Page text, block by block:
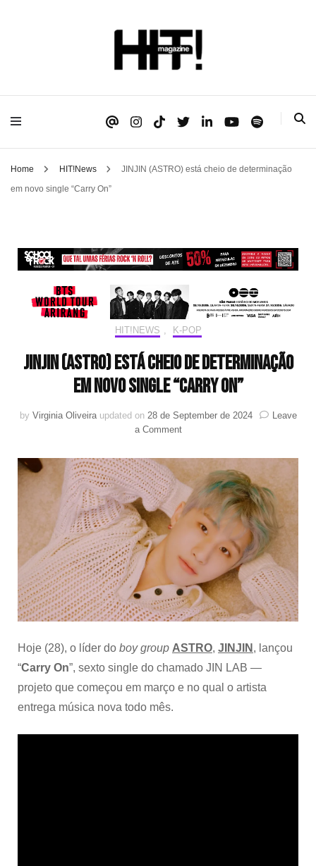
HIT!Magazine
Home HIT!News
JINJIN (ASTRO) está cheio de determinação
em novo single “Carry On”
HIT!NEWS K-POP
JINJIN (ASTRO) está cheio de determinação
em novo single “Carry On”
by Virginia Oliveira updated on 28 de September de 2024
Leave
a Commenton
(ASTRO)
está
cheio
de
determinação
em
novo
single
“Carry
On”
Hoje (28), o líder do boy group ASTRO, JINJIN , lançou
“Carry On”, sexto single do chamado JIN LAB —
projeto que começou em março e no qual o artista
entrega música nova todo mês.